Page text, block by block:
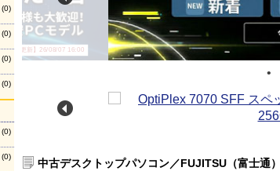
(0)
(0)
(0)
(0)
(0)
(0)
【最終更新】26/08/07 16:00
中古デスクトップパソコン／FUJITSU（富士通